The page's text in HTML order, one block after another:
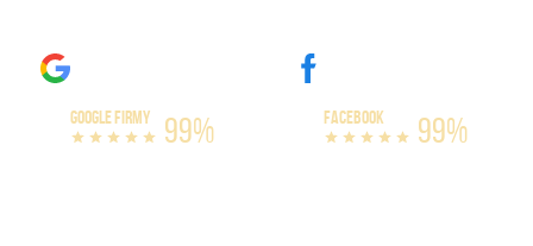
GOOGLE FIRMY 99% FACEBOOK 99%